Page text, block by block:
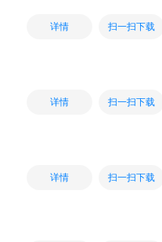
详情 扫一扫下载
详情 扫一扫下载
详情 扫一扫下载